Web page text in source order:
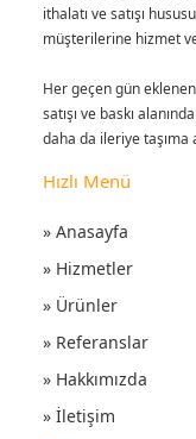
ithalatı ve satışı
müşterilerine hizmet
Her geçen gün
satışı ve baskı
daha da ileriye taşıma
Hızlı Menü
» Anasayfa
» Hizmetler
» Ürünler
» Referanslar
» Hakkımızda
» İletişim